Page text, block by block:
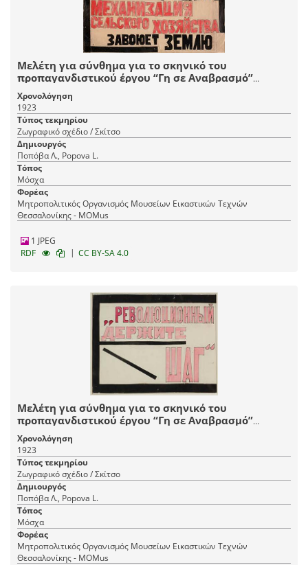
Μελέτη για σύνθημα για το σκηνικό του
προπαγανδιστικού έργου “Γη σε Αναβρασμό”
βασισμένου στη “Νύχτα” του Μαρσέλ Μαρτίν σε
μετάφραση του Σεργκέι Γκοροντέτσκι και επιμέλεια
του Σεργκέι Τρετιακόφ και σκηνοθεσία του
Βσέβολοντ Μέγιερχολντ, GosTIM, Μόσχα
Χρονολόγηση
1923
Τύπος τεκμηρίου
Ζωγραφικό σχέδιο / Σκίτσο
Δημιουργός
Ποπόβα Λ., Popova L.
Τόπος
Μόσχα
Φορέας
Μητροπολιτικός Οργανισμός Μουσείων Εικαστικών Τεχνών
Θεσσαλονίκης - MOMus
1 JPEG
RDF
| CC BY-SA 4.0
Μελέτη για σύνθημα για το σκηνικό του
προπαγανδιστικού έργου “Γη σε Αναβρασμό”
βασισμένου στη “Νύχτα” του Μαρσέλ Μαρτίν σε
μετάφραση του Σεργκέι Γκοροντέτσκι και επιμέλεια
του Σεργκέι Τρετιακόφ και σκηνοθεσία του
Βσέβολοντ Μέγιερχολντ, GosTIM, Μόσχα
Χρονολόγηση
1923
Τύπος τεκμηρίου
Ζωγραφικό σχέδιο / Σκίτσο
Δημιουργός
Ποπόβα Λ., Popova L.
Τόπος
Μόσχα
Φορέας
Μητροπολιτικός Οργανισμός Μουσείων Εικαστικών Τεχνών
Θεσσαλονίκης - MOMus